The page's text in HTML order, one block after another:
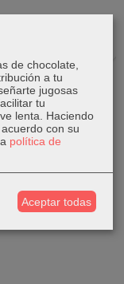
de
Agotado
Gato de
de chocolate,
a tu
jugosas
tu
lenta. Haciendo
con su
política de
Aceptar todas